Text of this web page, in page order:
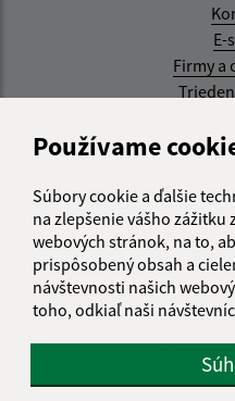
Používame
Súbory cookie a ďalšie
na zlepšenie vášho zážitku
webových stránok, na to,
prispôsobený obsah a
návštevnosti našich
toho, odkiaľ naši
E-
Firmy a
Správca
Vytvorené v súlade s